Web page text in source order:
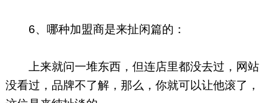
6、哪种加盟商是来扯闲篇的：
上来就问一堆东西，但连店里都没去过，网站
没看过，品牌不了解，那么，你就可以让他滚了，